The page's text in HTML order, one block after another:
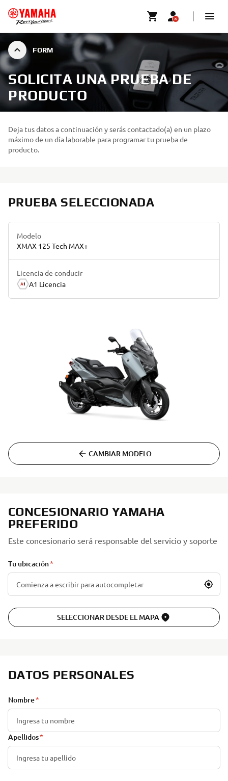
FORM
SOLICITA UNA PRUEBA DE
PRODUCTO
Deja tus datos a continuación y serás contactado(a) en un plazo
máximo de un día laborable para programar tu prueba de
producto.
CONCESIONARIO YAMAHA
PREFERIDO
Este concesionario será responsable del servicio y soporte
Tu ubicación
SELECCIONAR DESDE EL MAPA
DATOS PERSONALES
Nombre
Apellidos
PRUEBA SELECCIONADA
Modelo
XMAX 125 Tech MAX+
Licencia de conducir
A1 Licencia
CAMBIAR MODELO